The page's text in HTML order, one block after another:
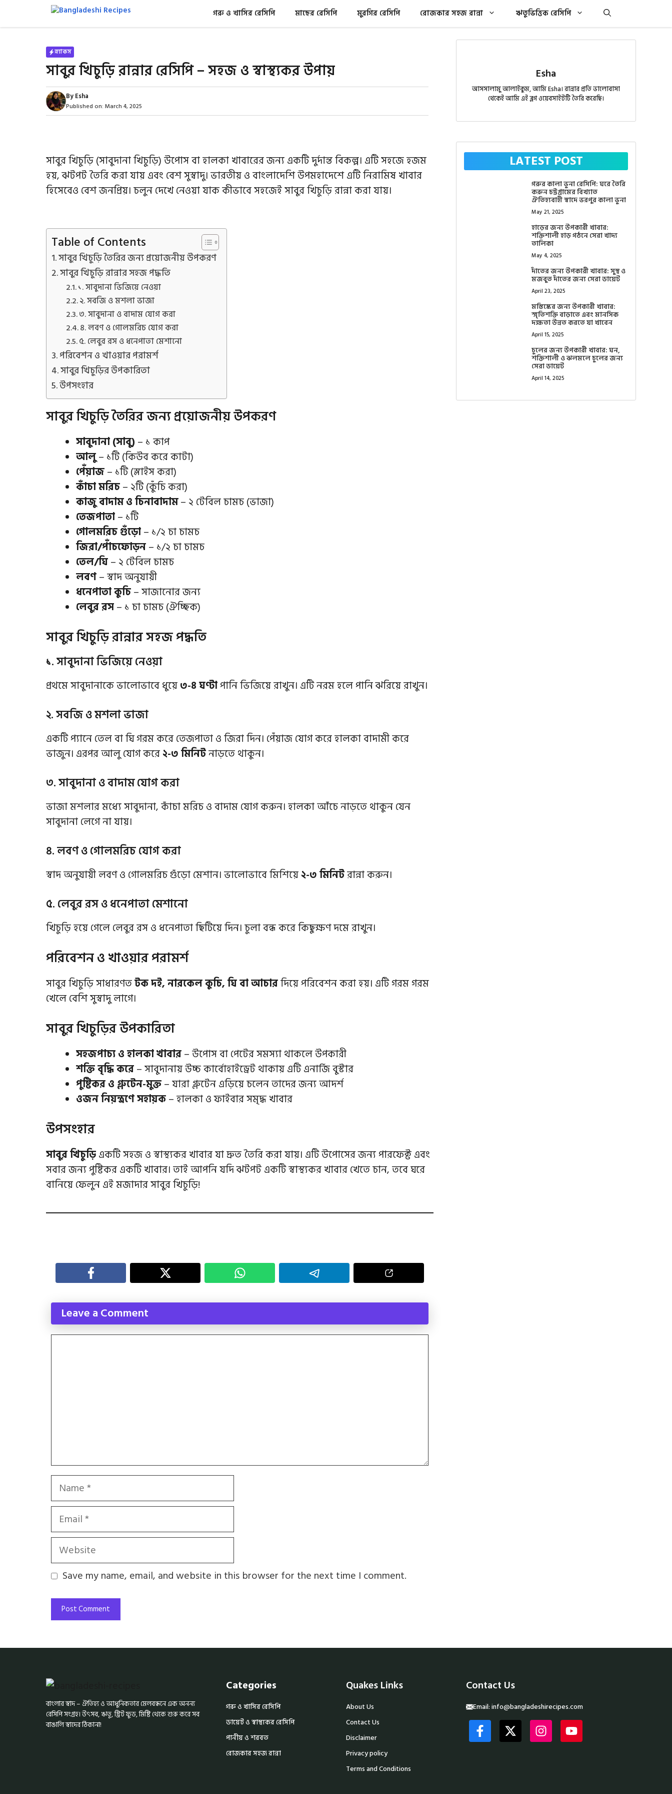
গরু ও খাসির রেসিপি মাছের রেসিপি মুরগির রেসিপি রোজকার সহজ রান্না ঋতুভিত্তিক রেসিপি
স্ন্যাকস
সাবুর খিচুড়ি রান্নার রেসিপি – সহজ ও স্বাস্থ্যকর উপায়
ByEsha
Published on: March 4, 2025
সাবুর খিচুড়ি (সাবুদানা খিচুড়ি) উপোস বা হালকা খাবারের জন্য একটি দুর্দান্ত বিকল্প। এটি সহজে হজম
হয়, ঝটপট তৈরি করা যায় এবং বেশ সুস্বাদু। ভারতীয় ও বাংলাদেশি উপমহাদেশে এটি নিরামিষ খাবার
হিসেবেও বেশ জনপ্রিয়। চলুন দেখে নেওয়া যাক কীভাবে সহজেই সাবুর খিচুড়ি রান্না করা যায়।
Table of Contents
সাবুর খিচুড়ি তৈরির জন্য প্রয়োজনীয় উপকরণ
সাবুর খিচুড়ি রান্নার সহজ পদ্ধতি
১. সাবুদানা ভিজিয়ে নেওয়া
২. সবজি ও মশলা ভাজা
৩. সাবুদানা ও বাদাম যোগ করা
৪. লবণ ও গোলমরিচ যোগ করা
৫. লেবুর রস ও ধনেপাতা মেশানো
পরিবেশন ও খাওয়ার পরামর্শ
সাবুর খিচুড়ির উপকারিতা
উপসংহার
সাবুর খিচুড়ি তৈরির জন্য প্রয়োজনীয় উপকরণ
সাবুদানা (সাবু) – ১ কাপ
আলু– ১টি (কিউব করে কাটা)
পেঁয়াজ– ১টি (স্লাইস করা)
কাঁচা মরিচ– ২টি (কুঁচি করা)
কাজু বাদাম ও চিনাবাদাম– ২ টেবিল চামচ (ভাজা)
তেজপাতা– ১টি
গোলমরিচ গুঁড়ো– ১/২ চা চামচ
জিরা/পাঁচফোড়ন– ১/২ চা চামচ
তেল/ঘি– ২ টেবিল চামচ
লবণ– স্বাদ অনুযায়ী
ধনেপাতা কুচি– সাজানোর জন্য
লেবুর রস– ১ চা চামচ (ঐচ্ছিক)
সাবুর খিচুড়ি রান্নার সহজ পদ্ধতি
১. সাবুদানা ভিজিয়ে নেওয়া
প্রথমে সাবুদানাকে ভালোভাবে ধুয়ে৩-৪ ঘণ্টাপানি ভিজিয়ে রাখুন। এটি নরম হলে পানি ঝরিয়ে রাখুন।
২. সবজি ও মশলা ভাজা
একটি প্যানে তেল বা ঘি গরম করে তেজপাতা ও জিরা দিন। পেঁয়াজ যোগ করে হালকা বাদামী করে
ভাজুন। এরপর আলু যোগ করে২-৩ মিনিটনাড়তে থাকুন।
৩. সাবুদানা ও বাদাম যোগ করা
ভাজা মশলার মধ্যে সাবুদানা, কাঁচা মরিচ ও বাদাম যোগ করুন। হালকা আঁচে নাড়তে থাকুন যেন
সাবুদানা লেগে না যায়।
৪. লবণ ও গোলমরিচ যোগ করা
স্বাদ অনুযায়ী লবণ ও গোলমরিচ গুঁড়ো মেশান। ভালোভাবে মিশিয়ে২-৩ মিনিটরান্না করুন।
৫. লেবুর রস ও ধনেপাতা মেশানো
খিচুড়ি হয়ে গেলে লেবুর রস ও ধনেপাতা ছিটিয়ে দিন। চুলা বন্ধ করে কিছুক্ষণ দমে রাখুন।
পরিবেশন ও খাওয়ার পরামর্শ
সাবুর খিচুড়ি সাধারণতটক দই, নারকেল কুচি, ঘি বা আচারদিয়ে পরিবেশন করা হয়। এটি গরম গরম
খেলে বেশি সুস্বাদু লাগে।
সাবুর খিচুড়ির উপকারিতা
সহজপাচ্য ও হালকা খাবার– উপোস বা পেটের সমস্যা থাকলে উপকারী
শক্তি বৃদ্ধি করে– সাবুদানায় উচ্চ কার্বোহাইড্রেট থাকায় এটি এনার্জি বুস্টার
পুষ্টিকর ও গ্লুটেন-মুক্ত– যারা গ্লুটেন এড়িয়ে চলেন তাদের জন্য আদর্শ
ওজন নিয়ন্ত্রণে সহায়ক– হালকা ও ফাইবার সমৃদ্ধ খাবার
উপসংহার
সাবুর খিচুড়িএকটি সহজ ও স্বাস্থ্যকর খাবার যা দ্রুত তৈরি করা যায়। এটি উপোসের জন্য পারফেক্ট এবং
সবার জন্য পুষ্টিকর একটি খাবার। তাই আপনি যদি ঝটপট একটি স্বাস্থ্যকর খাবার খেতে চান, তবে ঘরে
বানিয়ে ফেলুন এই মজাদার সাবুর খিচুড়ি!
Leave a Comment
Name
Email
Website
Save my name, email, and website in this browser for the next time I comment.
Esha
আসসালামু আলাইকুম, আমি Esha। রান্নার প্রতি ভালোবাসা
থেকেই আমি এই ব্লগ ওয়েবসাইটটি তৈরি করেছি।
LATEST POST
গরুর কালা ভুনা রেসিপি: ঘরে তৈরি
করুন চট্টগ্রামের বিখ্যাত
ঐতিহ্যবাহী স্বাদে ভরপুর কালা ভুনা
May 21, 2025
হাড়ের জন্য উপকারী খাবার:
শক্তিশালী হাড় গঠনে সেরা খাদ্য
তালিকা
May 4, 2025
দাঁতের জন্য উপকারী খাবার: সুস্থ ও
মজবুত দাঁতের জন্য সেরা ডায়েট
April 23, 2025
মস্তিষ্কের জন্য উপকারী খাবার:
স্মৃতিশক্তি বাড়াতে এবং মানসিক
দক্ষতা উন্নত করতে যা খাবেন
April 15, 2025
চুলের জন্য উপকারী খাবার: ঘন,
শক্তিশালী ও ঝলমলে চুলের জন্য
সেরা ডায়েট
April 14, 2025
বাংলার স্বাদ – ঐতিহ্য ও আধুনিকতার মেলবন্ধনে এক অনন্য
রেসিপি সংগ্রহ। উৎসব, ঋতু, স্ট্রিট ফুড, মিষ্টি থেকে শুরু করে সব
বাঙালি স্বাদের ঠিকানা!
Categories
গরু ও খাসির রেসিপি
ডায়েট ও স্বাস্থ্যকর রেসিপি
পানীয় ও শরবত
রোজকার সহজ রান্না
Quakes Links
About Us
Contact Us
Disclaimer
Privacy policy
Terms and Conditions
Contact Us
Email:info@bangladeshirecipes.com